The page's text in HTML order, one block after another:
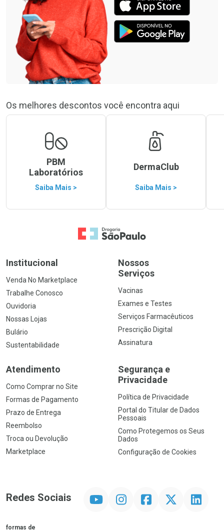
Os melhores descontos você encontra aqui
PBM
Laboratórios
Saiba Mais >
DermaClub
Saiba Mais >
Ir para a Home
Institucional
Venda No Marketplace
Trabalhe Conosco
Ouvidoria
Nossas Lojas
Bulário
Sustentabilidade
Nossos
Serviços
Vacinas
Exames e Testes
Serviços Farmacêuticos
Prescrição Digital
Assinatura
Atendimento
Como Comprar no Site
Formas de Pagamento
Prazo de Entrega
Reembolso
Troca ou Devolução
Marketplace
Segurança e
Privacidade
Política de Privacidade
Portal do Titular de Dados
Pessoais
Como Protegemos os Seus
Dados
Configuração de Cookies
Redes Sociais InstagramFacebookTwitter Linkedin
formas de